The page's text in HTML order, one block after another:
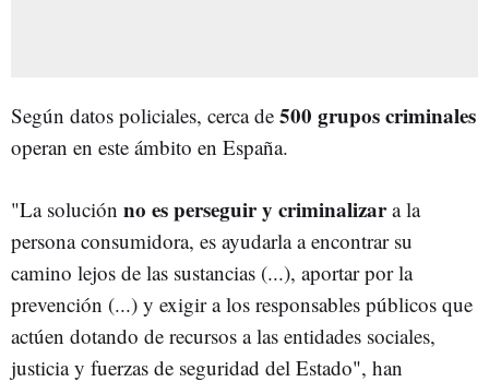
Según datos policiales, cerca de 500 grupos criminales
operan en este ámbito en España.
"La solución no es perseguir y criminalizara la
persona consumidora, es ayudarla a encontrar su
camino lejos de las sustancias (...), aportar por la
prevención (...) y exigir a los responsables públicos que
actúen dotando de recursos a las entidades sociales,
justicia y fuerzas de seguridad del Estado", han